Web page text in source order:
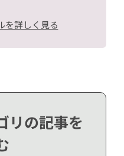
を詳しく見る
リの記事を